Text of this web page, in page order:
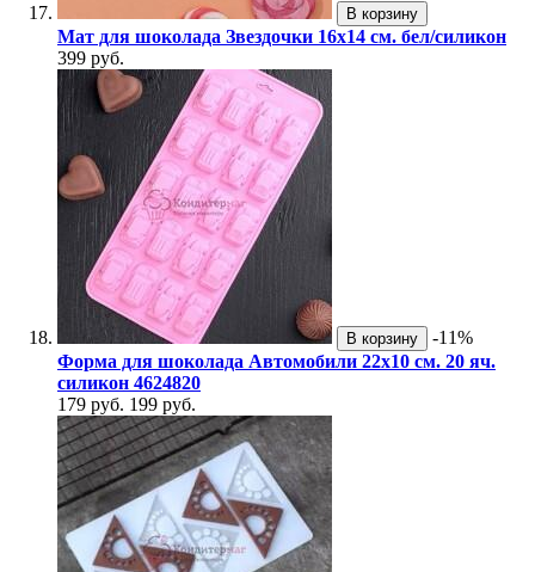
В корзину
Мат для шоколада Звездочки 16х14 см. бел/силикон
399 руб.
В корзину
-11%
Форма для шоколада Автомобили 22х10 см. 20 яч.
силикон 4624820
179 руб. 199 руб.